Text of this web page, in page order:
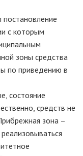
постановление
с которым
зоны средства
по приведению в
состояние
средств не
зона –